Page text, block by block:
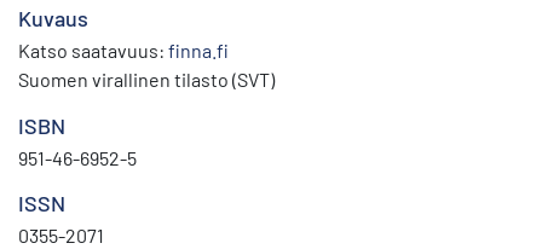
Kuvaus
Katso saatavuus: finna.fi
Suomen virallinen tilasto (SVT)
ISBN
951-46-6952-5
ISSN
0355-2071